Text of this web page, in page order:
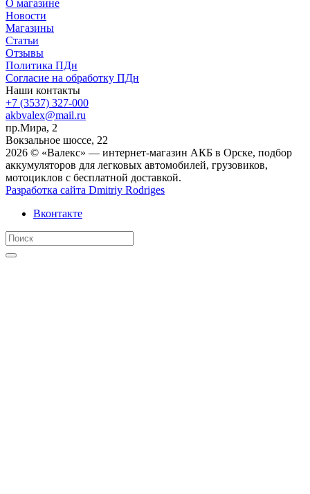
О магазине
Новости
Магазины
Статьи
Отзывы
Политика ПДн
Согласие на обработку ПДн
Наши контакты
+7 (3537) 327-000
akbvalex@mail.ru
пр.Мира, 2
Вокзальное шоссе, 22
2026 © «Валекс» — интернет-магазин АКБ в Орске, подбор
аккумуляторов для легковых автомобилей, грузовиков,
мотоциклов с бесплатной доставкой.
Разработка сайта Dmitriy Rodriges
Вконтакте